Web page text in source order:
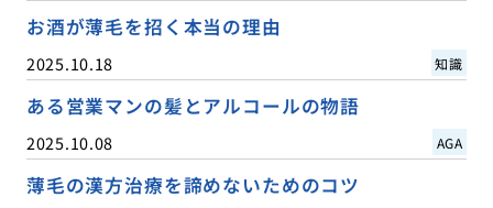
お酒が薄毛を招く本当の理由
2025.10.18 知識
ある営業マンの髪とアルコールの物語
2025.10.08 AGA
薄毛の漢方治療を諦めないためのコツ